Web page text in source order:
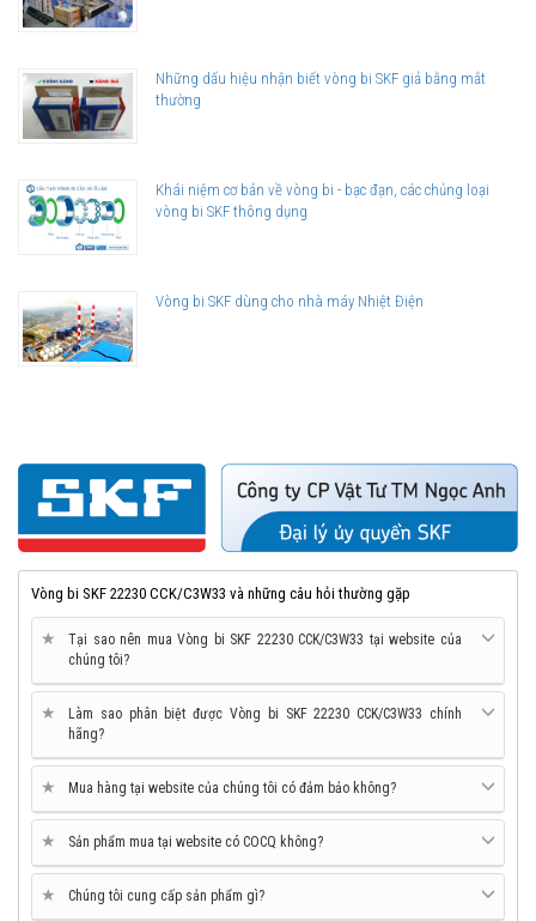
Những dấu hiệu nhận biết vòng bi SKF giả bằng mắt
thường
Khái niệm cơ bản về vòng bi - bạc đạn, các chủng loại
vòng bi SKF thông dụng
Vòng bi SKF dùng cho nhà máy Nhiệt Điện
Vòng bi SKF 22230 CCK/C3W33 và những câu hỏi thường gặp
★
Tại sao nên mua Vòng bi SKF 22230 CCK/C3W33 tại website của
chúng tôi?
★
Làm sao phân biệt được Vòng bi SKF 22230 CCK/C3W33 chính
hãng?
★ Mua hàng tại website của chúng tôi có đảm bảo không?
★ Sản phẩm mua tại website có COCQ không?
★ Chúng tôi cung cấp sản phẩm gì?